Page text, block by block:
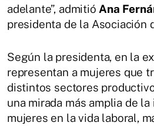
adelante”, admitió Ana
presidenta de la Asociación
Según la presidenta, en la
representan a mujeres que
distintos sectores
una mirada más amplia de
mujeres en la vida laboral,